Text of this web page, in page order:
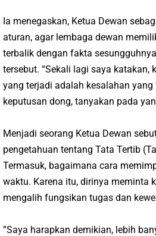
Ia menegaskan, Ketua Dewan
aturan, agar lembaga dewan
terbalik dengan fakta
tersebut. “Sekali lagi saya
yang terjadi adalah kesalahan
keputusan dong, tanyakan pada
Menjadi seorang Ketua Dewan
pengetahuan tentang Tata Tertib
Termasuk, bagaimana cara
waktu. Karena itu, dirinya meminta
mengalih fungsikan tugas dan
”Saya harapkan demikian, lebih